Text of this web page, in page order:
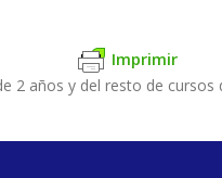
Imprimir
2 años y del resto de